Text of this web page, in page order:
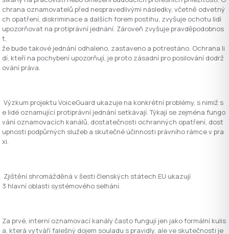
chrana oznamovatelůpřed nespravedlivými následky,včetně odvetný
ch opatření, diskriminace a dalších forem postihu, zvyšuje ochotu lidí
upozorňovat na protiprávní jednání. Zároveň zvyšujepravděpodobnos
t,
žebudetakové jednání odhaleno, zastaveno a potrestáno. Ochrana li
dí, kteří na pochybení upozorňují, jeproto zásadníproposilování dodrž
ovánípráva.
Výzkum projektu VoiceGuard ukazuje na konkrétníproblémy, s nimiž s
e lidé oznamujícíprotiprávní jednání setkávají.Týkají se zejména fungo
vání oznamovacích kanálů, dostatečnosti ochranných opatření, dost
upnosti podpůrných služeb a skutečné účinnosti právního rámcevpra
xi.
Zjištění shromážděnávšesti členských státech EU ukazují
3 hlavní oblasti systémového selhání.
Za prvé, interní oznamovací kanályčastofungují jen jakoformální kulis
a, kterávytvářífalešný dojem souladu spravidly, aleve skutečnosti je